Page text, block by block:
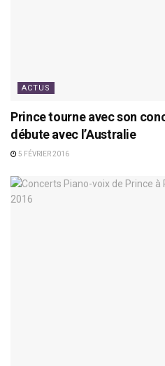
ACTUS
Prince tourne avec son
débute avec l’Australie
5 FÉVRIER 2016